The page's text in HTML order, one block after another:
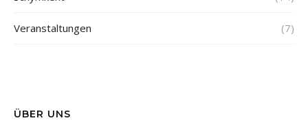
Veranstaltungen (7)
ÜBER UNS